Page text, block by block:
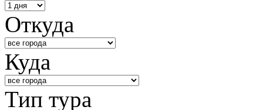
Откуда
Куда
Тип тура